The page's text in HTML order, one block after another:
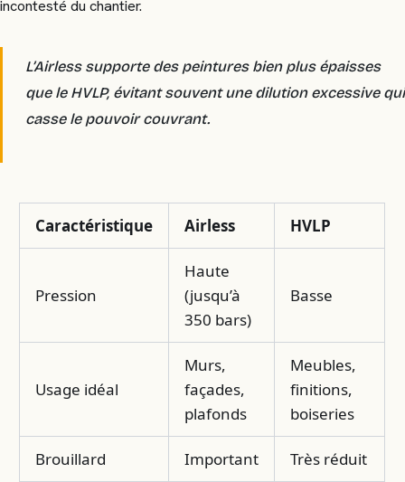
incontesté du chantier.
L’Airless supporte des peintures bien plus épaisses
que le HVLP, évitant souvent une dilution excessive qui
casse le pouvoir couvrant.
Caractéristique Airless HVLP
Pression
Haute
(jusqu’à
350 bars)
Basse
Usage idéal
Murs,
façades,
plafonds
Meubles,
finitions,
boiseries
Brouillard Important Très réduit